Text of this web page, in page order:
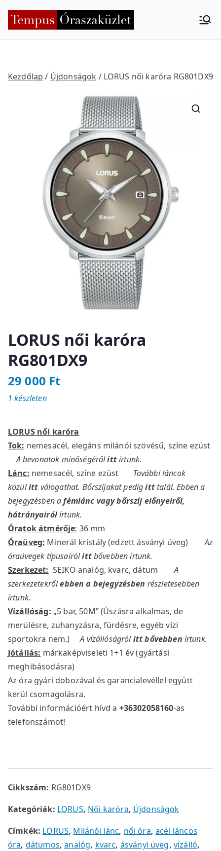
Tempus
küzlet
Kezdőlap / Újdonságok / LORUS női karóra RG801DX9
LORUS női karóra
RG801DX9
29 000 Ft
LORUS női karóra
Tok: nemesacél, elegáns milánói szövésű, színe ezüst
A bevonatok minőségérőlittírtunk.
Lánc: nemesacél, színe ezüst További láncok
közülitt válogathat. Bőrszíjakat pedigitttalál. Ebben a
bejegyzésben afémlánc vagy bőrszíj előnyeiről,
hátrányairólírtunk.
Óratok átmérője: 36 mm
Óraüveg: Minerál kristály (edzett ásványi üveg)Az
óraüvegek típusairólittbővebben írtunk.
Szerkezet: SEIKO analóg, kvarc, dátumA
szerkezetekrőlebben a bejegyzésben részletesebben
írtunk.
Vízállóság: „5 bar, 50M” (Úszásra alkalmas, de
merülésre, zuhanyzásra, fürdésre, egyéb vízi
sportokra nem.)A vízállóságrólitt bővebben írtunk.
Jótállás: márkaképviseleti 1+1 év (gyártási
meghibásodásra)
Az óra gyári dobozával és garancialevéllel együtt
kerül csomagolásra.
További információért hívd a +36302058160-as
telefonszámot!
1 készleten
Cikkszám: RG801DX9
Kategóriák: LORUS, Női karóra, Újdonságok
Címkék: LORUS, Milánói lánc, női óra,acél láncos
óra, dátumos,analóg, kvarc, ásványi üveg, vízálló,